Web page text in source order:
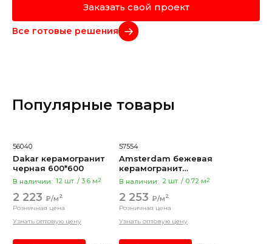
Заказать свой проект
Все готовые решения
Популярные товары
56040
Dakar керамогранит
черная 600*600
В наличии: 12 шт. / 3.6 м2
2 223 ₽/м2
Розничная цена
Узнать оптовую цену
57554
Amsterdam бежевая
керамогранит
600*1200
В наличии: 2 шт. / 0.72 м2
2 253 ₽/м2
Розничная цена
Узнать оптовую цену